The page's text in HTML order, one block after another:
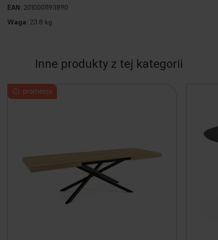
EAN: 2010001193890
Waga: 23.8 kg
Inne produkty z tej kategorii
promocja